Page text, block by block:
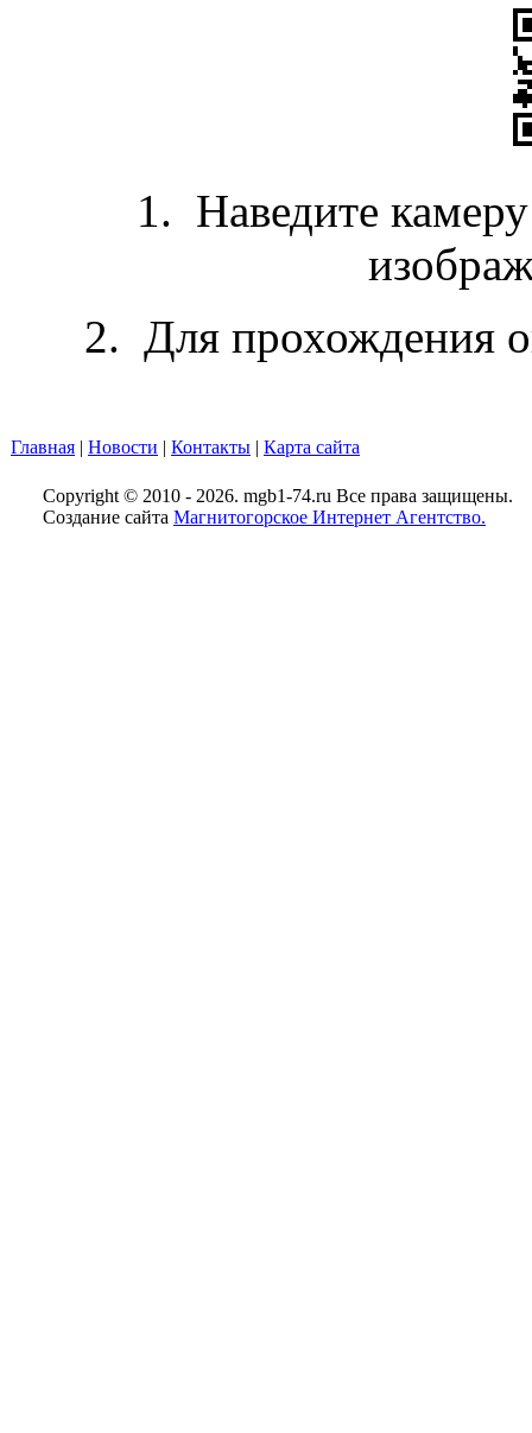
1. Наведите
2. Для прохождения
Главная | Новости | Контакты | Карта сайта
Copyright © 2010 - 2026. mgb1-74.ru Все права защищены.
Создание сайта Магнитогорское Интернет Агентство.